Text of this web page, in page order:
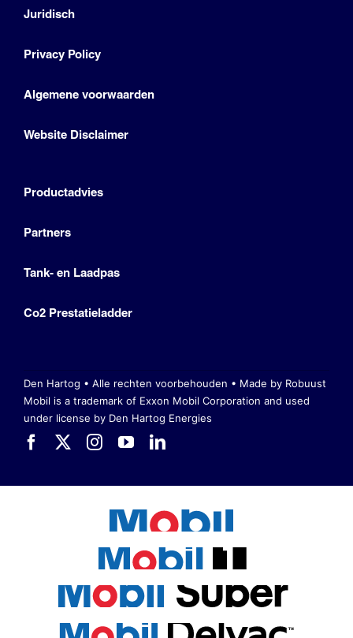
Juridisch
Privacy Policy
Algemene voorwaarden
Website Disclaimer
Productadvies
Partners
Tank- en Laadpas
Co2 Prestatieladder
Den Hartog • Alle rechten voorbehouden • Made by Robuust
Mobil is a trademark of Exxon Mobil Corporation and used
under license by Den Hartog Energies